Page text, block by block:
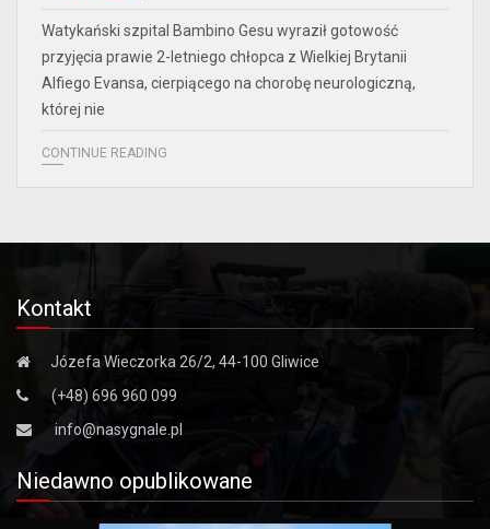
Watykański szpital Bambino Gesu wyraził gotowość
przyjęcia prawie 2-letniego chłopca z Wielkiej Brytanii
Alfiego Evansa, cierpiącego na chorobę neurologiczną,
której nie
CONTINUE READING
Kontakt
Józefa Wieczorka 26/2, 44-100 Gliwice
(+48) 696 960 099
info@nasygnale.pl
Niedawno opublikowane